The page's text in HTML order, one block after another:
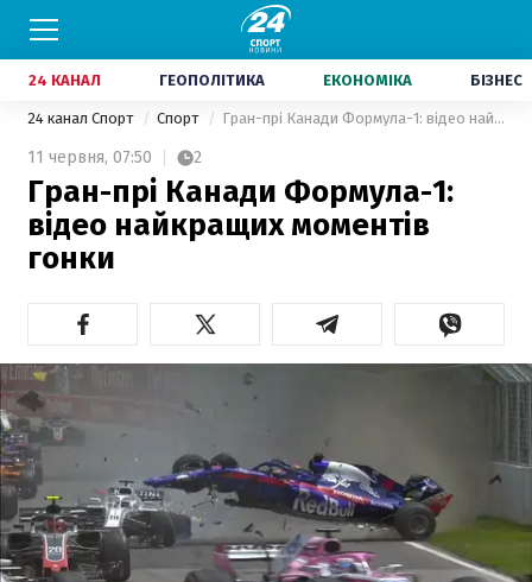
24 КАНАЛ ГЕОПОЛІТИКА ЕКОНОМІКА БІЗНЕС
24 канал Спорт Спорт Гран-прі Канади Формула-1: відео найкращих моментів гонки
11 червня, 07:50 2
Гран-прі Канади Формула-1:
відео найкращих моментів
гонки